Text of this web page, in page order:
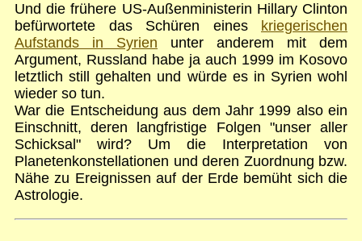
Und die frühere US-Außenministerin Hillary Clinton
befürwortete das Schüren eines kriegerischen
Aufstands in Syrien unter anderem mit dem
Argument, Russland habe ja auch 1999 im Kosovo
letztlich still gehalten und würde es in Syrien wohl
wieder so tun.
War die Entscheidung aus dem Jahr 1999 also ein
Einschnitt, deren langfristige Folgen "unser aller
Schicksal" wird? Um die Interpretation von
Planetenkonstellationen und deren Zuordnung bzw.
Nähe zu Ereignissen auf der Erde bemüht sich die
Astrologie.